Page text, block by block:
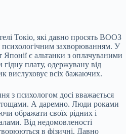
Токіо, які давно просять ВООЗ
психологічним захворюванням. У
є альтанки з оплачуваними
плату, одержувану від
вислуховує всіх бажаючих.
з психологом досі вважається
А даремно. Люди роками
ображати своїх рідних і
Від недомовленості
в фізичні. Давно